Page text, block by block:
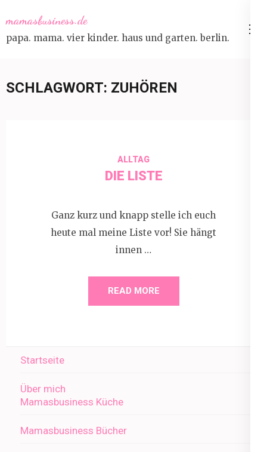
to
content
mamasbusiness.de
papa. mama. vier kinder. haus und garten. berlin.
SCHLAGWORT: ZUHÖREN
ALLTAG
DIE LISTE
Ganz kurz und knapp stelle ich euch
heute mal meine Liste vor! Sie hängt
innen …
READ MORE
Startseite
Über mich
Mamasbusiness Küche
Mamasbusiness Bücher